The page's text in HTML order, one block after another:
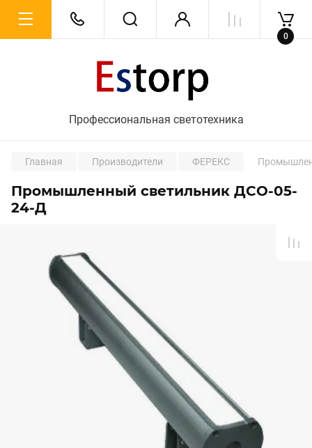
Профессиональная светотехника
0
Главная Производители ФЕРЕКС
Промышленный светильник ДСО-05-
24-Д